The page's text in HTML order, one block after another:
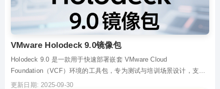
VMware Holodeck 9.0镜像包
Holodeck 9.0 是一款用于快速部署嵌套 VMware Cloud
Foundation（VCF）环境的工具包，专为测试与培训场景设计，支持
VCF 5.2.x 和 9.0 版本。它通过标准化自动化部署，降低硬件需求，
更新日期: 2025-09-30